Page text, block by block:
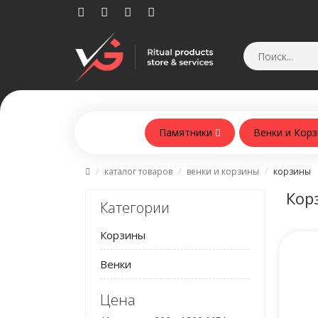
Памятники Венки и
каталог товаров венки и корзины корзины
Категории
Корзины
Венки
Цена